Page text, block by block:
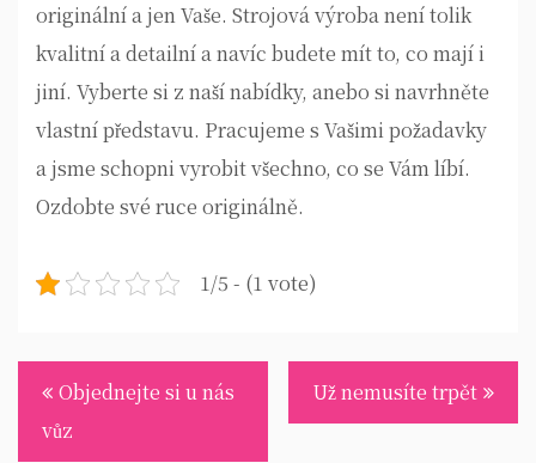
originální a jen Vaše. Strojová výroba není tolik
kvalitní a detailní a navíc budete mít to, co mají i
jiní. Vyberte si z naší nabídky, anebo si navrhněte
vlastní představu. Pracujeme s Vašimi požadavky
a jsme schopni vyrobit všechno, co se Vám líbí.
Ozdobte své ruce originálně.
1/5 - (1 vote)
Navigace
pro
Objednejte si u nás
vůz
Už nemusíte trpět